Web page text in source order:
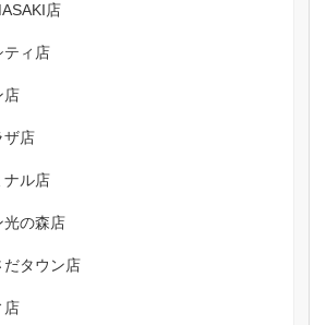
店
ティ店
店
ザ店
ナル店
光の森店
だタウン店
店